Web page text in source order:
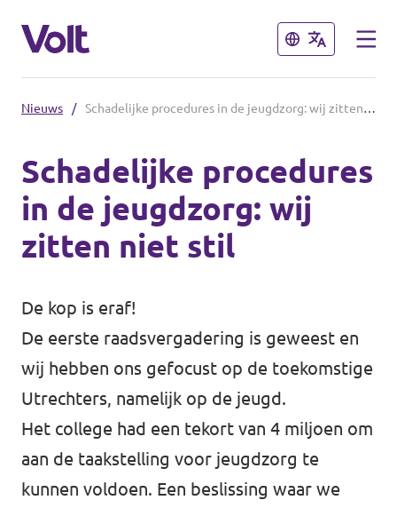
Sluiten
Utrecht
Volt Utrecht (Afdeling)
Volt Utrecht (Provincie)
Volt Baarn
Volt De Bilt
Volt Houten
Volt Soest
Volt Utrecht (Stad)
Sluiten
Standpunten
Over Volt
Mensen
Nieuws
Agenda
Nieuws / Schadelijke procedures in de jeugdzorg: wij zitten niet stil
Schadelijke procedures
in de jeugdzorg: wij
zitten niet stil
De kop is eraf!
De eerste raadsvergadering is geweest en
wij hebben ons gefocust op de toekomstige
Utrechters, namelijk op de jeugd.
Het college had een tekort van 4 miljoen om
aan de taakstelling voor jeugdzorg te
kunnen voldoen. Een beslissing waar we